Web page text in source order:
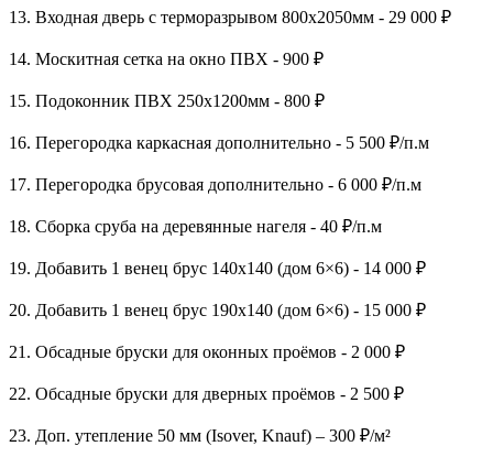
13. Входная дверь с терморазрывом 800х2050мм - 29 000 ₽
14. Москитная сетка на окно ПВХ - 900 ₽
15. Подоконник ПВХ 250х1200мм - 800 ₽
16. Перегородка каркасная дополнительно - 5 500 ₽/п.м
17. Перегородка брусовая дополнительно - 6 000 ₽/п.м
18. Сборка сруба на деревянные нагеля - 40 ₽/п.м
19. Добавить 1 венец брус 140х140 (дом 6×6) - 14 000 ₽
20. Добавить 1 венец брус 190х140 (дом 6×6) - 15 000 ₽
21. Обсадные бруски для оконных проёмов - 2 000 ₽
22. Обсадные бруски для дверных проёмов - 2 500 ₽
23. Доп. утепление 50 мм (Isover, Knauf) – 300 ₽/м²